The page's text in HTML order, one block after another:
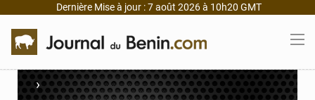
Dernière Mise à jour : 7 août 2026 à 10h20 GMT
›